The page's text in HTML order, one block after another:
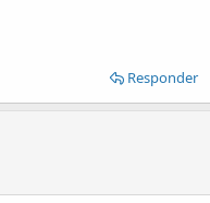
Responder